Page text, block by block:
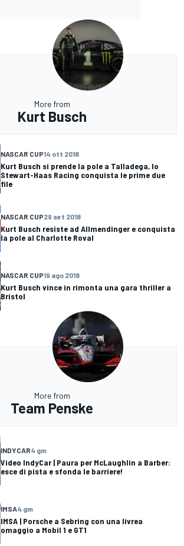
More from
Kurt Busch
NASCAR CUP14 ott 2018
Kurt Busch si prende la pole a Talladega, lo
Stewart-Haas Racing conquista le prime due
file
NASCAR CUP29 set 2018
Kurt Busch resiste ad Allmendinger e conquista
la pole al Charlotte Roval
NASCAR CUP19 ago 2018
Kurt Busch vince in rimonta una gara thriller a
Bristol
More from
Team Penske
INDYCAR4 gm
Video IndyCar | Paura per McLaughlin a Barber:
esce di pista e sfonda le barriere!
IMSA4 gm
IMSA | Porsche a Sebring con una livrea
omaggio a Mobil 1 e GT1